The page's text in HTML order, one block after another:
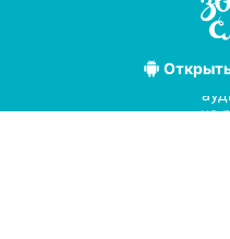
на